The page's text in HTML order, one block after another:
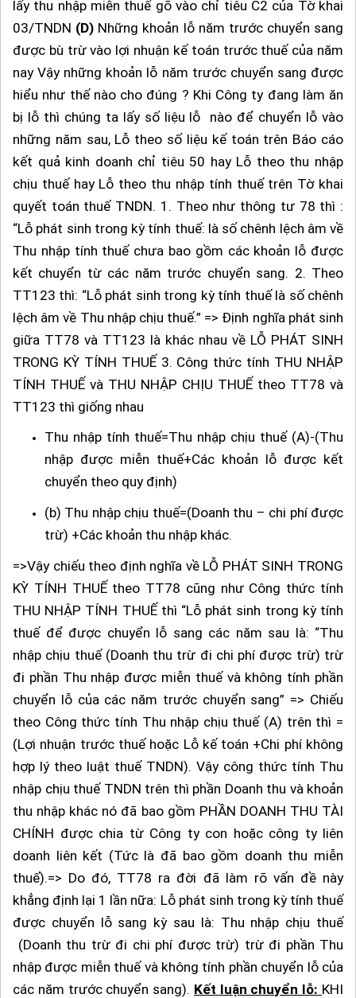
lấy thu nhập miễn thuế gõ vào chỉ tiêu C2 của Tờ khai
03/TNDN (D) Những khoản lỗ năm trước chuyển sang
được bù trừ vào lợi nhuận kế toán trước thuế của năm
nay Vậy những khoản lỗ năm trước chuyển sang được
hiểu như thế nào cho đúng ? Khi Công ty đang làm ăn
bị lỗ thì chúng ta lấy số liệu lỗ nào để chuyển lỗ vào
những năm sau, Lỗ theo số liệu kế toán trên Báo cáo
kết quả kinh doanh chỉ tiêu 50 hay Lỗ theo thu nhập
chịu thuế hay Lỗ theo thu nhập tính thuế trên Tờ khai
quyết toán thuế TNDN. 1. Theo như thông tư 78 thì :
“Lỗ phát sinh trong kỳ tính thuế: là số chênh lệch âm về
Thu nhập tính thuế chưa bao gồm các khoản lỗ được
kết chuyển từ các năm trước chuyển sang. 2. Theo
TT123 thì: “Lỗ phát sinh trong kỳ tính thuế là số chênh
lệch âm về Thu nhập chịu thuế.” => Định nghĩa phát sinh
giữa TT78 và TT123 là khác nhau về LỖ PHÁT SINH
TRONG KỲ TÍNH THUẾ 3. Công thức tính THU NHẬP
TÍNH THUẾ và THU NHẬP CHỊU THUẾ theo TT78 và
TT123 thì giống nhau
Thu nhập tính thuế=Thu nhập chịu thuế (A)-(Thu
nhập được miễn thuế+Các khoản lỗ được kết
chuyển theo quy định)
(b) Thu nhập chịu thuế=(Doanh thu – chi phí được
trừ) +Các khoản thu nhập khác.
=>Vậy chiếu theo định nghĩa về LỖ PHÁT SINH TRONG
KỲ TÍNH THUẾ theo TT78 cũng như Công thức tính
THU NHẬP TÍNH THUẾ thì “Lỗ phát sinh trong kỳ tính
thuế để được chuyển lỗ sang các năm sau là: “Thu
nhập chịu thuế (Doanh thu trừ đi chi phí được trừ) trừ
đi phần Thu nhập được miễn thuế và không tính phần
chuyển lỗ của các năm trước chuyển sang” => Chiếu
theo Công thức tính Thu nhập chịu thuế (A) trên thì =
(Lợi nhuận trước thuế hoặc Lỗ kế toán +Chi phí không
hợp lý theo luật thuế TNDN). Vậy công thức tính Thu
nhập chịu thuế TNDN trên thì phần Doanh thu và khoản
thu nhập khác nó đã bao gồm PHẦN DOANH THU TÀI
CHÍNH được chia từ Công ty con hoặc công ty liên
doanh liên kết (Tức là đã bao gồm doanh thu miễn
thuế).=> Do đó, TT78 ra đời đã làm rõ vấn đề này
khẳng định lại 1 lần nữa: Lỗ phát sinh trong kỳ tính thuế
được chuyển lỗ sang kỳ sau là: Thu nhập chịu thuế
(Doanh thu trừ đi chi phí được trừ) trừ đi phần Thu
nhập được miễn thuế và không tính phần chuyển lỗ của
các năm trước chuyển sang). Kết luận chuyển lỗ: KHI